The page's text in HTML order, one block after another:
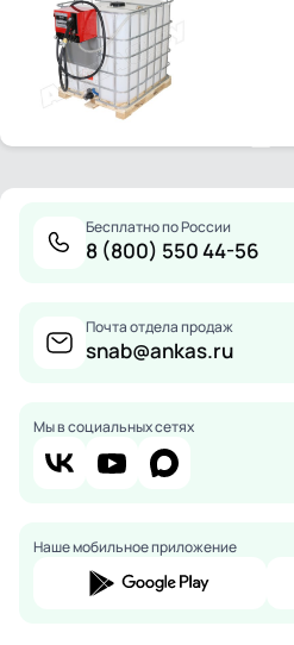
Бесплатно по России
8 (800) 550 44-56
Почта отдела продаж
snab@ankas.ru
Мы в социальных сетях
Наше мобильное приложение